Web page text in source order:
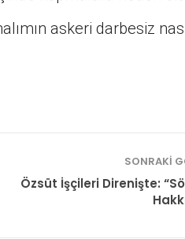
askeri darbesiz
SONRAKI
Özsüt İşçileri Direnişte: